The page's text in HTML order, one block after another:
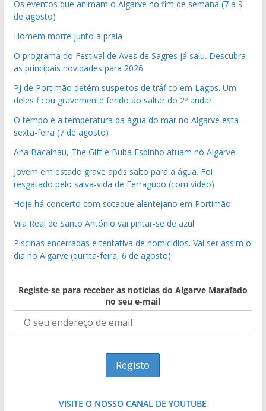
Os eventos que animam o Algarve no fim de semana (7 a 9
de agosto)
Homem morre junto a praia
O programa do Festival de Aves de Sagres já saiu. Descubra
as principais novidades para 2026
PJ de Portimão detém suspeitos de tráfico em Lagos. Um
deles ficou gravemente ferido ao saltar do 2º andar
O tempo e a temperatura da água do mar no Algarve esta
sexta-feira (7 de agosto)
Ana Bacalhau, The Gift e Buba Espinho atuam no Algarve
Jovem em estado grave após salto para a água. Foi
resgatado pelo salva-vida de Ferragudo (com vídeo)
Hoje há concerto com sotaque alentejano em Portimão
Vila Real de Santo António vai pintar-se de azul
Piscinas encerradas e tentativa de homicídios. Vai ser assim o
dia no Algarve (quinta-feira, 6 de agosto)
Registe-se para receber as notícias do Algarve Marafado
no seu e-mail
VISITE O NOSSO CANAL DE YOUTUBE